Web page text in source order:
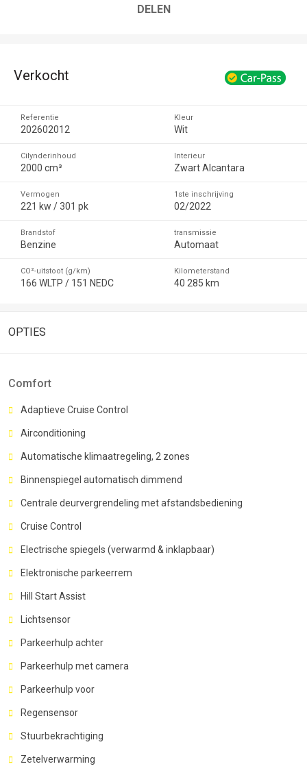
DELEN
Verkocht
Referentie
202602012
Cilynderinhoud
2000 cm³
Vermogen
221 kw / 301 pk
Brandstof
Benzine
CO²-uitstoot (g/km)
166 WLTP / 151 NEDC
Kleur
Wit
Interieur
Zwart Alcantara
1ste inschrijving
02/2022
transmissie
Automaat
Kilometerstand
40 285 km
OPTIES
Comfort
Adaptieve Cruise Control
Airconditioning
Automatische klimaatregeling, 2 zones
Binnenspiegel automatisch dimmend
Centrale deurvergrendeling met afstandsbediening
Cruise Control
Electrische spiegels (verwarmd & inklapbaar)
Elektronische parkeerrem
Hill Start Assist
Lichtsensor
Parkeerhulp achter
Parkeerhulp met camera
Parkeerhulp voor
Regensensor
Stuurbekrachtiging
Zetelverwarming